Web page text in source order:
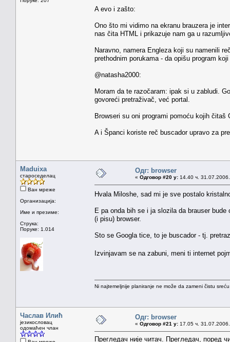
A evo i zašto:
Ono što mi vidimo na ekranu brauzera je
nas čita HTML i prikazuje nam ga u
Naravno, namera Engleza koji su namenili
prethodnim porukama - da opišu program
@natasha2000:
Moram da te razočaram: ipak si u zabludi.
govoreći pretraživač, već portal.
Browseri su oni programi pomoću kojih čitaš
A i Španci koriste reč buscador upravo za
Maduixa
староседелац
Ван мреже
Организација:
Име и презиме:
Струка:
Поруке: 1.014
Одг: browser
« Одговор #20 у: 14.40 ч.
Hvala Miloshe, sad mi je sve postalo
E pa onda bih se i ja slozila da brauser
(i pisu) browser.
Sto se Googla tice, to je buscador - tj.
Izvinjavam se na zabuni, meni ti internet
Ni najtemeljnije planiranje ne može da zameni čistu
Часлав Илић
језикословац
одомаћен члан
Одг: browser
« Одговор #21 у: 17.05 ч.
Прегледач није читач. Прегледач, поред